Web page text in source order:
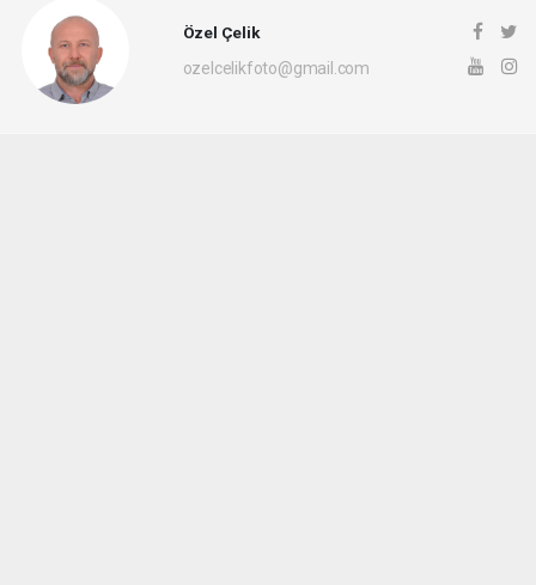
Özel Çelik
ozelcelikfoto@gmail.com